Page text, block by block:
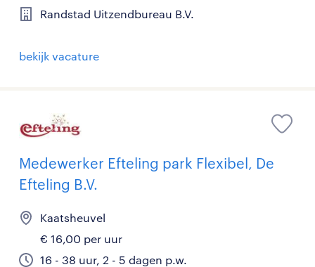
Randstad Uitzendbureau B.V.
bekijk vacature
Medewerker Efteling park Flexibel, De
Efteling B.V.
Kaatsheuvel
€ 16,00 per uur
16 - 38 uur, 2 - 5 dagen p.w.